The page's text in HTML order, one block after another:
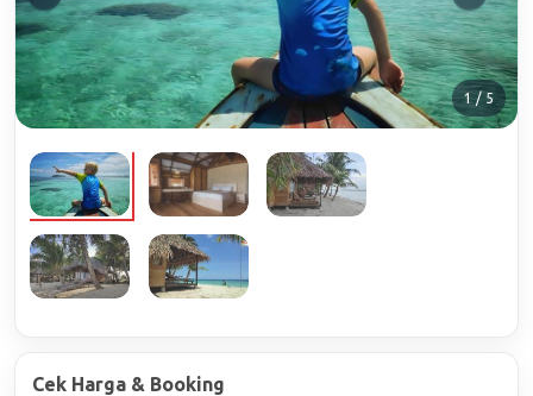
1 / 5
Cek Harga & Booking